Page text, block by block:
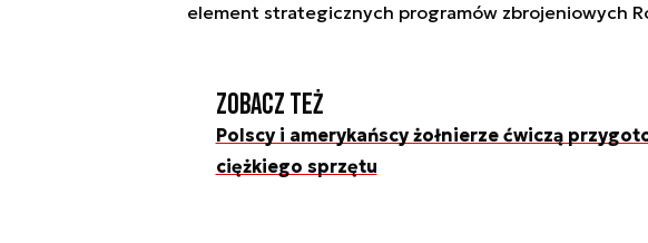
element strategicznych programów zbrojeniowych
Zobacz też
Polscy i amerykańscy żołnierze ćwiczą
ciężkiego sprzętu